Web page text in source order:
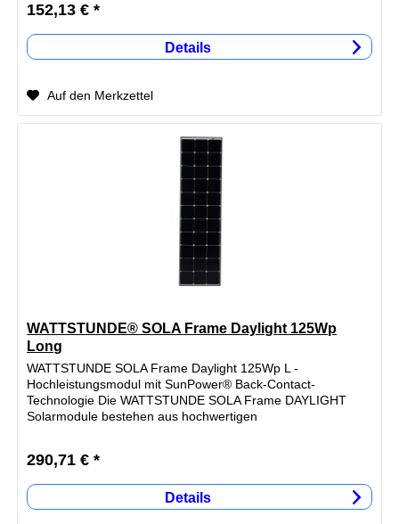
152,13 € *
Details
Auf den Merkzettel
WATTSTUNDE® SOLA Frame Daylight 125Wp
Long
WATTSTUNDE SOLA Frame Daylight 125Wp L -
Hochleistungsmodul mit SunPower® Back-Contact-
Technologie Die WATTSTUNDE SOLA Frame DAYLIGHT
Solarmodule bestehen aus hochwertigen
290,71 € *
Details